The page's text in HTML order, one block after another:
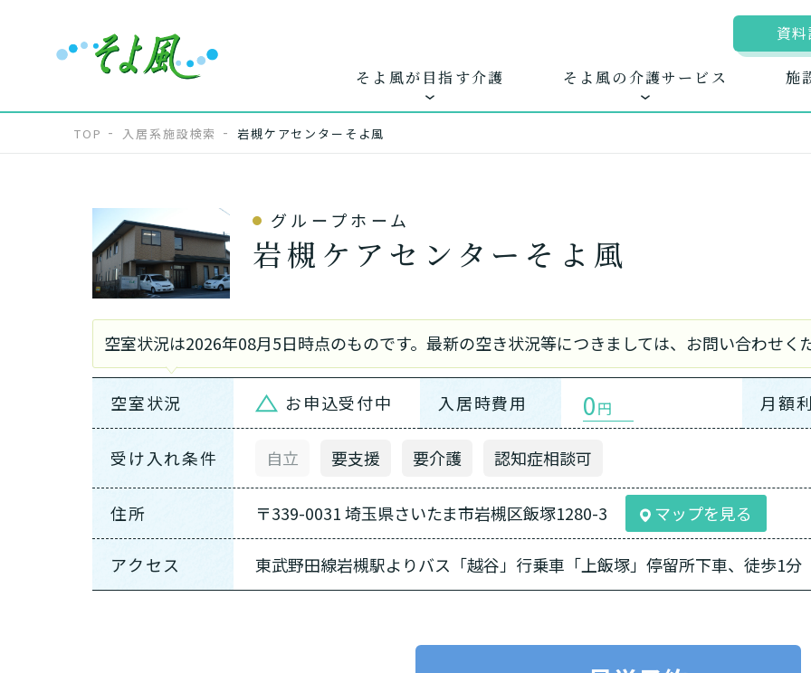
そよ風が目指す介護
ワンストップ
サービス
できるを増やす
介護サービス できたてのお食事
そよ風の介護サービス
ホームに入居する
施
資
TOP 入居系施設検索 岩槻ケアセンターそよ風
グループホーム
岩槻ケアセンターそよ風
空室状況は2026年08月5日時点のものです。最新の空き状況等につきましては、お問い合わせく
空室状況 お申込受付中 入居時費用 0円 月額
受け入れ条件 自立 要支援 要介護 認知症相談可
住所 〒339-0031 埼玉県さいたま市岩槻区飯塚1280-3 マップを見る
アクセス 東武野田線岩槻駅よりバス「越谷」行乗車「上飯塚」停留所下車、徒歩1分